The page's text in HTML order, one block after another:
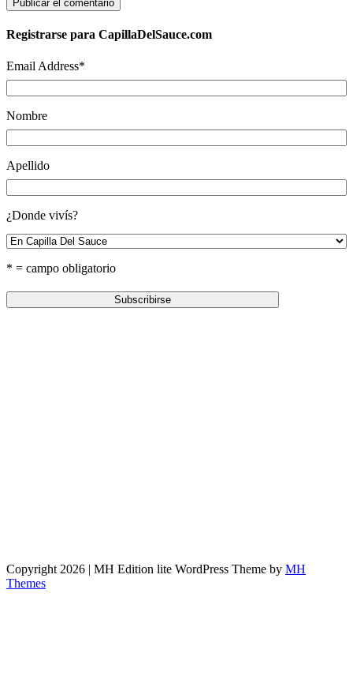
Registrarse para CapillaDelSauce.com
Email Address*
Nombre
Apellido
¿Donde vivís?
* = campo obligatorio
Copyright 2026 | MH Edition lite WordPress Theme by MH
Themes